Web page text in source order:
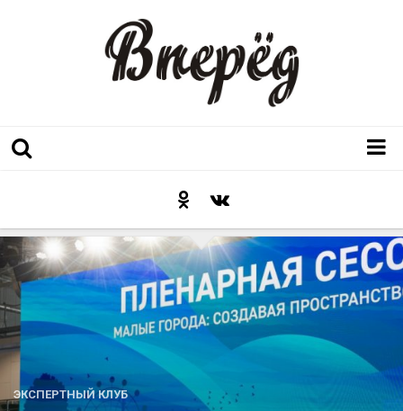
Послесловие к празднику
Факт
Неожиданный ракурс
Контакты
Люди родного края
ЭКСПЕРТНЫЙ КЛУБ